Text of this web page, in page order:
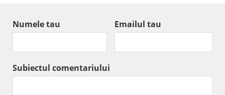
Numele tau Emailul tau
Subiectul comentariului